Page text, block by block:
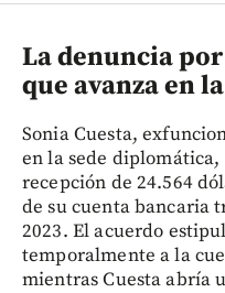
La denuncia
que avanza en
Sonia Cuesta,
en la sede
recepción de 24.564
de su cuenta bancaria
2023. El acuerdo
temporalmente a la
mientras Cuesta abría